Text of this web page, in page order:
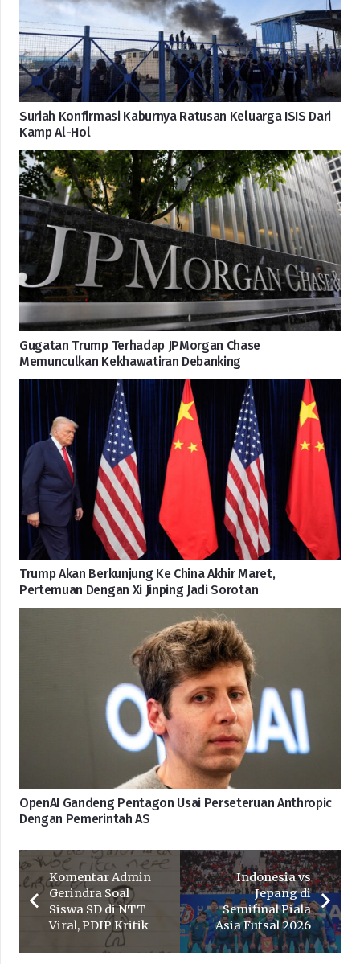
Suriah Konfirmasi Kaburnya Ratusan Keluarga ISIS Dari
Kamp Al-Hol
Gugatan Trump Terhadap JPMorgan Chase
Memunculkan Kekhawatiran Debanking
Trump Akan Berkunjung Ke China Akhir Maret,
Pertemuan Dengan Xi Jinping Jadi Sorotan
OpenAI Gandeng Pentagon Usai Perseteruan Anthropic
Dengan Pemerintah AS
Komentar Admin
Gerindra Soal
Siswa SD di NTT
Viral, PDIP Kritik
Indonesia vs
Jepang di
Semifinal Piala
Asia Futsal 2026